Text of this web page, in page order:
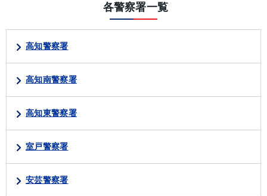
各警察署一覧
高知警察署
高知南警察署
高知東警察署
室戸警察署
安芸警察署